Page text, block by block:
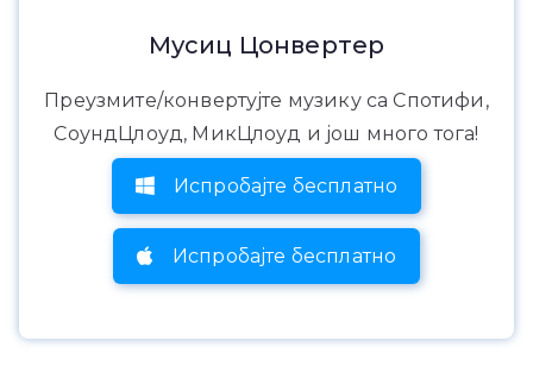
Мусиц Цонвертер
Преузмите/конвертујте музику са Спотифи,
СоундЦлоуд, МикЦлоуд и још много тога!
Испробајте бесплатно
Испробајте бесплатно